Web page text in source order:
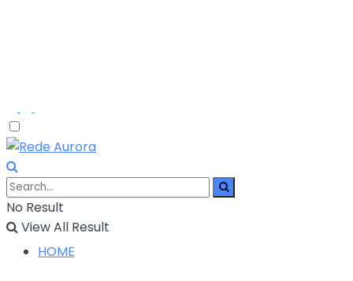
No Result
View All Result
HOME